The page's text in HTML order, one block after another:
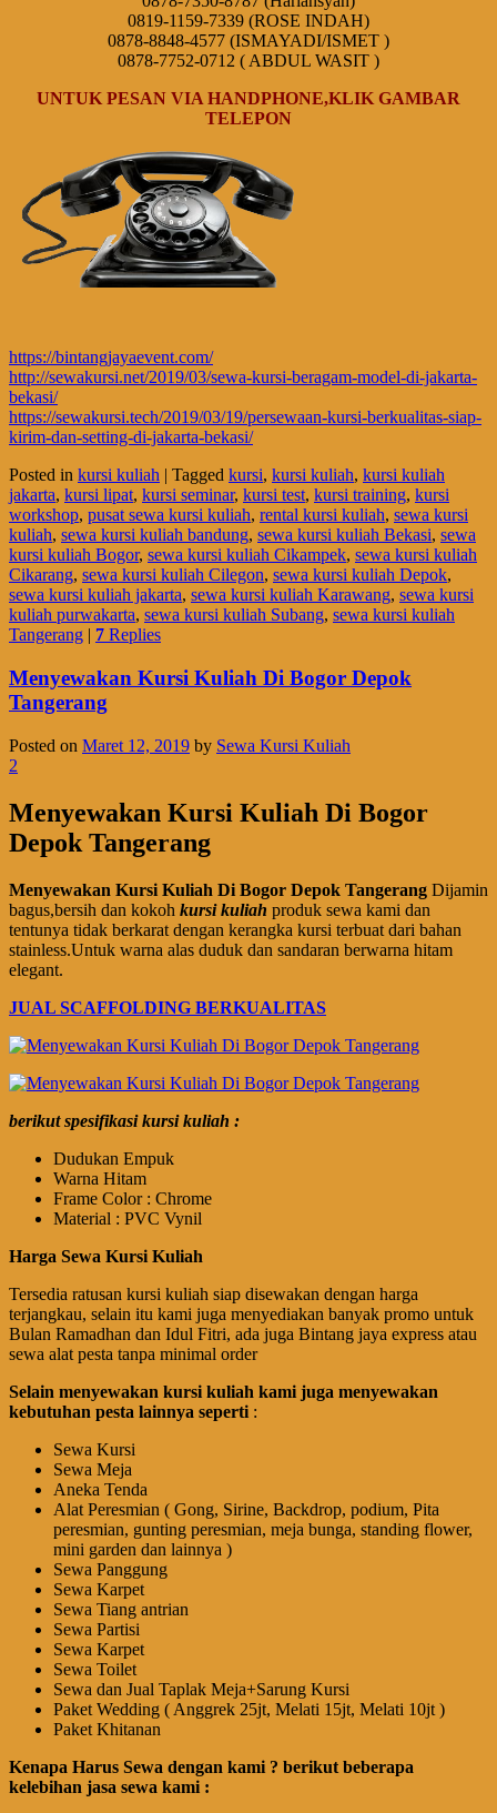
0819-1159-7339 (ROSE INDAH)
0878-8848-4577 (ISMAYADI/ISMET )
0878-7752-0712 ( ABDUL WASIT )
UNTUK PESAN VIA HANDPHONE,KLIK GAMBAR
TELEPON
https://bintangjayaevent.com/
http://sewakursi.net/2019/03/sewa-kursi-beragam-model-di-jakarta-
bekasi/
https://sewakursi.tech/2019/03/19/persewaan-kursi-berkualitas-siap-
kirim-dan-setting-di-jakarta-bekasi/
Posted in kursi kuliah | Tagged kursi, kursi kuliah, kursi kuliah
jakarta, kursi lipat, kursi seminar, kursi test, kursi training, kursi
workshop, pusat sewa kursi kuliah, rental kursi kuliah, sewa kursi
kuliah, sewa kursi kuliah bandung, sewa kursi kuliah Bekasi, sewa
kursi kuliah Bogor, sewa kursi kuliah Cikampek, sewa kursi kuliah
Cikarang, sewa kursi kuliah Cilegon, sewa kursi kuliah Depok,
sewa kursi kuliah jakarta, sewa kursi kuliah Karawang, sewa kursi
kuliah purwakarta, sewa kursi kuliah Subang, sewa kursi kuliah
Tangerang | 7 Replies
Menyewakan Kursi Kuliah Di Bogor Depok
Tangerang
Posted on Maret 12, 2019 by Sewa Kursi Kuliah
2
Menyewakan Kursi Kuliah Di Bogor
Depok Tangerang
Menyewakan Kursi Kuliah Di Bogor Depok Tangerang Dijamin
bagus,bersih dan kokoh kursi kuliah produk sewa kami dan
tentunya tidak berkarat dengan kerangka kursi terbuat dari bahan
stainless.Untuk warna alas duduk dan sandaran berwarna hitam
elegant.
JUAL SCAFFOLDING BERKUALITAS
berikut spesifikasi kursi kuliah :
Dudukan Empuk
Warna Hitam
Frame Color : Chrome
Material : PVC Vynil
Harga Sewa Kursi Kuliah
Tersedia ratusan kursi kuliah siap disewakan dengan harga
terjangkau, selain itu kami juga menyediakan banyak promo untuk
Bulan Ramadhan dan Idul Fitri, ada juga Bintang jaya express atau
sewa alat pesta tanpa minimal order
Selain menyewakan kursi kuliah kami juga menyewakan
kebutuhan pesta lainnya seperti :
Sewa Kursi
Sewa Meja
Aneka Tenda
Alat Peresmian ( Gong, Sirine, Backdrop, podium, Pita
peresmian, gunting peresmian, meja bunga, standing flower,
mini garden dan lainnya )
Sewa Panggung
Sewa Karpet
Sewa Tiang antrian
Sewa Partisi
Sewa Karpet
Sewa Toilet
Sewa dan Jual Taplak Meja+Sarung Kursi
Paket Wedding ( Anggrek 25jt, Melati 15jt, Melati 10jt )
Paket Khitanan
Kenapa Harus Sewa dengan kami ? berikut beberapa
kelebihan jasa sewa kami :